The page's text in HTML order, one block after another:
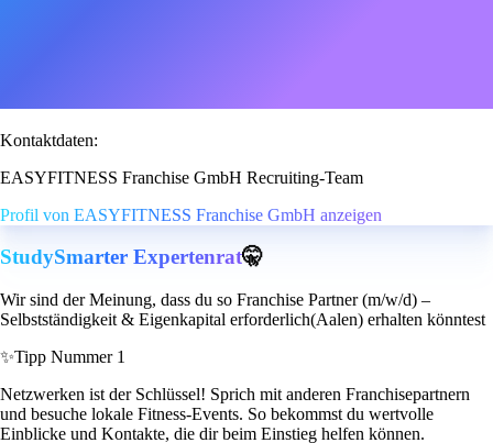
Kontaktdaten:
EASYFITNESS Franchise GmbH Recruiting-Team
Profil von EASYFITNESS Franchise GmbH anzeigen
StudySmarter Expertenrat🤫
Wir sind der Meinung, dass du so Franchise Partner (m/w/d) –
Selbstständigkeit & Eigenkapital erforderlich(Aalen) erhalten könntest
✨Tipp Nummer 1
Netzwerken ist der Schlüssel! Sprich mit anderen Franchisepartnern
und besuche lokale Fitness-Events. So bekommst du wertvolle
Einblicke und Kontakte, die dir beim Einstieg helfen können.